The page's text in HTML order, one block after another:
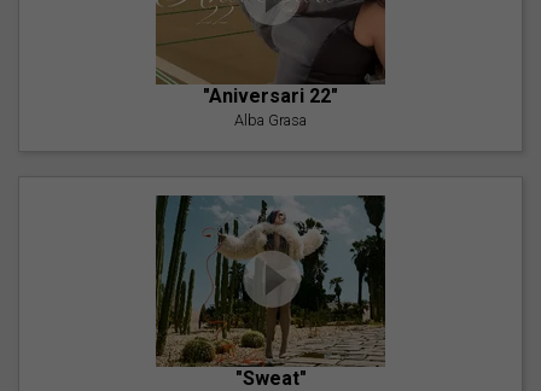
"Aniversari 22"
Alba Grasa
"Sweat"